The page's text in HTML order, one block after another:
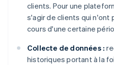
clients. Pour une
s'agir de clients qui n'ont
cours d'une certaine
Collecte de données :
historiques portant à la